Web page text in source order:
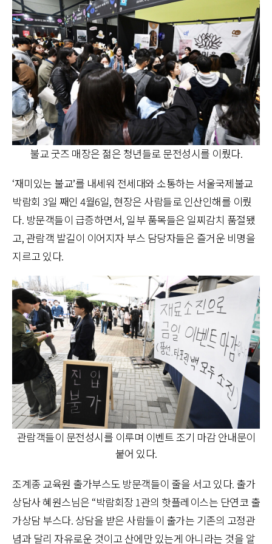
불교 굿즈 매장은 젊은 청년들로 문전성시를 이뤘다.
‘재미있는 불교’를 내세워 전세대와 소통하는 서울국제불교
박람회 3일 째인 4월6일, 현장은 사람들로 인산인해를 이뤘
다. 방문객들이 급증하면서, 일부 품목들은 일찌감치 품절됐
고, 관람객 발길이 이어지자 부스 담당자들은 즐거운 비명을
지르고 있다.
관람객들이 문전성시를 이루며 이벤트 조기 마감 안내문이
붙어 있다.
조계종 교육원 출가부스도 방문객들이 줄을 서고 있다. 출가
상담사 혜원스님은 “박람회장 1관의 핫플레이스는 단연코 출
가상담 부스다. 상담을 받은 사람들이 출가는 기존의 고정관
념과 달리 자유로운 것이고 산에만 있는게 아니라는 것을 알